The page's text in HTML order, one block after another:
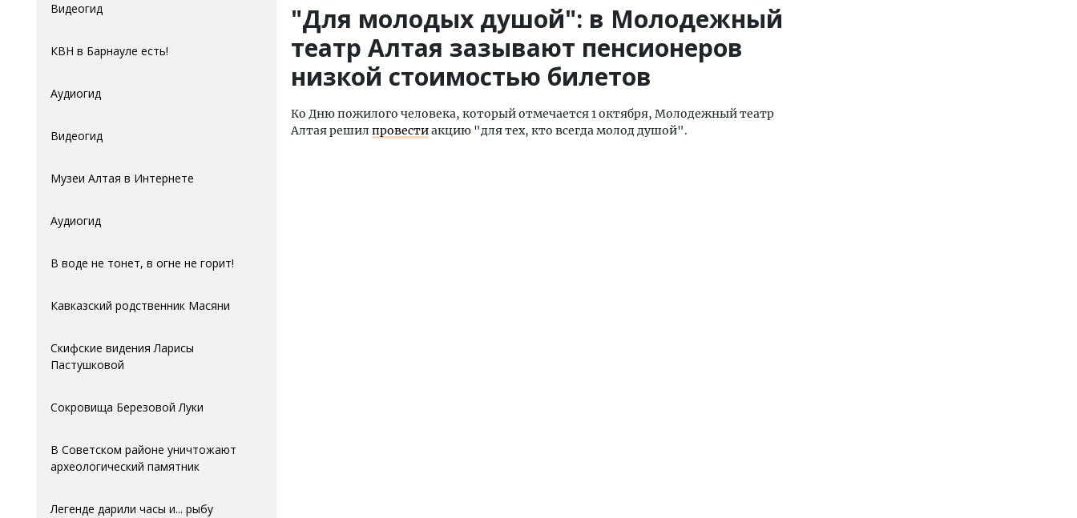
Видеогид
КВН в Барнауле есть!
Аудиогид
Видеогид
Музеи Алтая в Интернете
Аудиогид
В воде не тонет, в огне не горит!
Кавказский родственник Масяни
Скифские видения Ларисы
Пастушковой
Сокровища Березовой Луки
В Советском районе уничтожают
археологический памятник
Легенде дарили часы и... рыбу
"Для молодых душой": в Молодежный
театр Алтая зазывают пенсионеров
низкой стоимостью билетов
Ко Дню пожилого человека, который отмечается 1 октября, Молодежный театр
Алтая решилпровестиакцию "для тех, кто всегда молод душой".